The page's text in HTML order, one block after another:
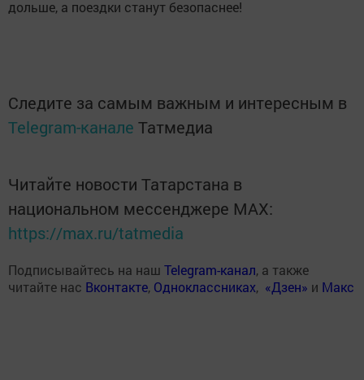
дольше, а поездки станут безопаснее!
Следите за самым важным и интересным в
Telegram-канале Татмедиа
Читайте новости Татарстана в
национальном мессенджере MАХ:
https://max.ru/tatmedia
Подписывайтесь на наш Telegram-канал, а также
читайте нас Вконтакте, Одноклассниках, «Дзен» и Макс